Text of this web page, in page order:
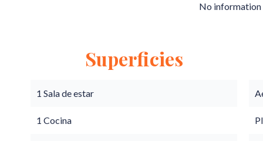
No information
Superficies
1 Sala de estar
1 Cocina